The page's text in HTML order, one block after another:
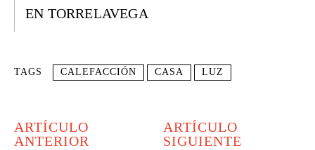
EN TORRELAVEGA
TAGS CALEFACCIÓN CASA LUZ
ARTÍCULO
ANTERIOR
ARTÍCULO
SIGUIENTE